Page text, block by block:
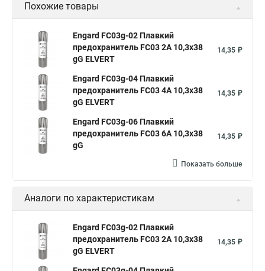
Похожие товары
Engard FC03g-02 Плавкий
предохранитель FС03 2A 10,3x38
gG ELVERT
14,35 ₽
Engard FC03g-04 Плавкий
предохранитель FС03 4A 10,3x38
gG ELVERT
14,35 ₽
Engard FC03g-06 Плавкий
предохранитель FС03 6A 10,3x38
gG
14,35 ₽
Показать больше
Аналоги по характеристикам
Engard FC03g-02 Плавкий
предохранитель FС03 2A 10,3x38
gG ELVERT
14,35 ₽